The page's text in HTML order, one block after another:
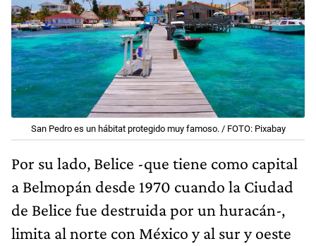
San Pedro es un hábitat protegido muy famoso. / FOTO: Pixabay
Por su lado, Belice -que tiene como capital
a Belmopán desde 1970 cuando la Ciudad
de Belice fue destruida por un huracán-,
limita al norte con México y al sur y oeste